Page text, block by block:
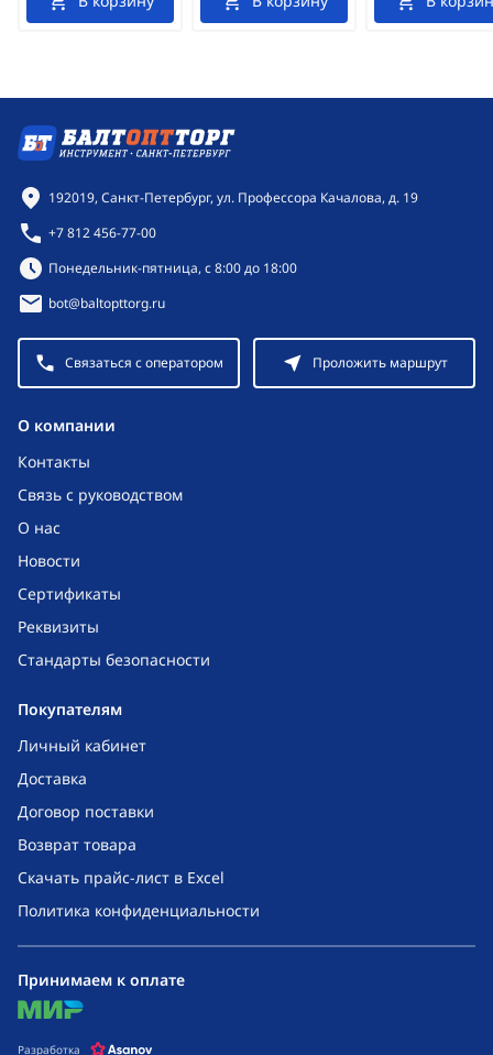
O компании
Контакты
Связь с руководством
О нас
Новости
Сертификаты
Реквизиты
Стандарты безопасности
Покупателям
Личный кабинет
Доставка
Договор поставки
Возврат товара
Скачать прайс-лист в Excel
Политика конфиденциальности
Контактная информация
192019, Санкт-Петербург, ул. Профессора Качалова, д. 19
+7 812 456-77-00
Режим работы:
Понедельник-пятница, с 8:00 до 18:00
bot@baltopttorg.ru
Связаться с оператором Проложить маршрут
Принимаем к оплате
mir
Разработка